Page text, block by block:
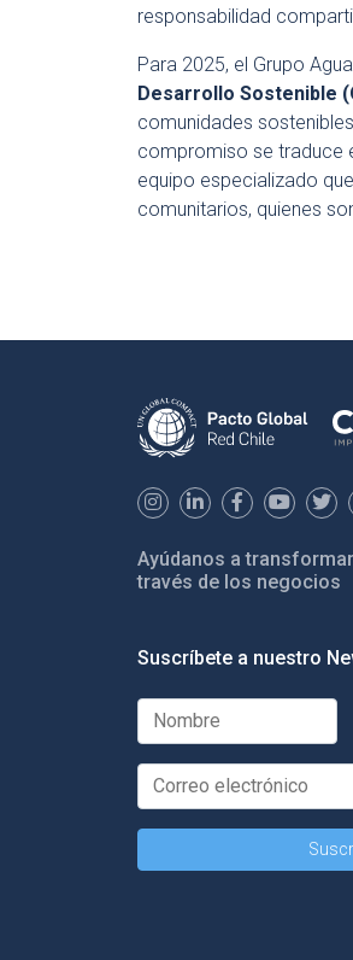
responsabilidad
Para 2025, el Grupo
Desarrollo Sostenible
comunidades
compromiso se traduce
equipo especializado
comunitarios, quienes
Ayúdanos a
través de los negocios
Suscríbete a nuestro